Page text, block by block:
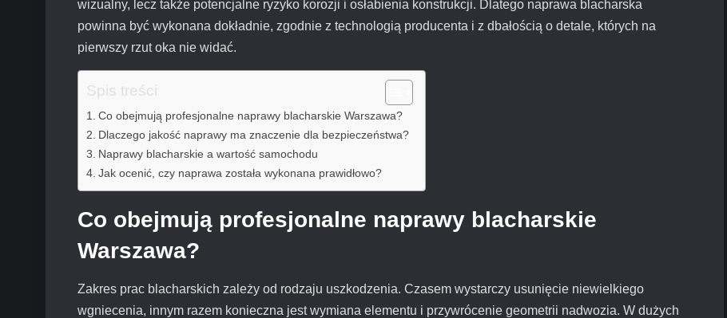
wizualny, lecz także potencjalne ryzyko korozji i osłabienia konstrukcji. Dlatego naprawa blacharska
powinna być wykonana dokładnie, zgodnie z technologią producenta i z dbałością o detale, których na
pierwszy rzut oka nie widać.
Spis treści
Co obejmują profesjonalne naprawy blacharskie Warszawa?
Dlaczego jakość naprawy ma znaczenie dla bezpieczeństwa?
Naprawy blacharskie a wartość samochodu
Jak ocenić, czy naprawa została wykonana prawidłowo?
Co obejmują profesjonalne naprawy blacharskie
Warszawa?
Zakres prac blacharskich zależy od rodzaju uszkodzenia. Czasem wystarczy usunięcie niewielkiego
wgniecenia, innym razem konieczna jest wymiana elementu i przywrócenie geometrii nadwozia. W dużych